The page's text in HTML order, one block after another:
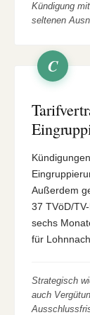
Kündigung
seltenen
C
Außerdem
37 TVöD/
sechs
für
Strategisch
auch